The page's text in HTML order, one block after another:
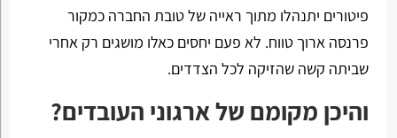
פיטורים יתנהלו מתוך ראייה של טובת החברה כמקור
פרנסה ארוך טווח. לא פעם יחסים כאלו מושגים רק אחרי
שביתה קשה שהזיקה לכל הצדדים.
והיכן מקומם של ארגוני העובדים?